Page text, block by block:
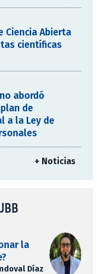
Ciencia Abierta
científicas
abordó
de
a la Ley de
+ Noticias
la
Díaz